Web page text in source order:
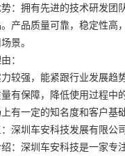
：拥有先进的技术研发团
产品质量可靠，稳定性高
景。
：
较强，能紧跟行业发展趋势
有保障，降低使用过程中
有一定的知名度和客户基础
深圳车安科技发展有限公
：深圳车安科技是一家专